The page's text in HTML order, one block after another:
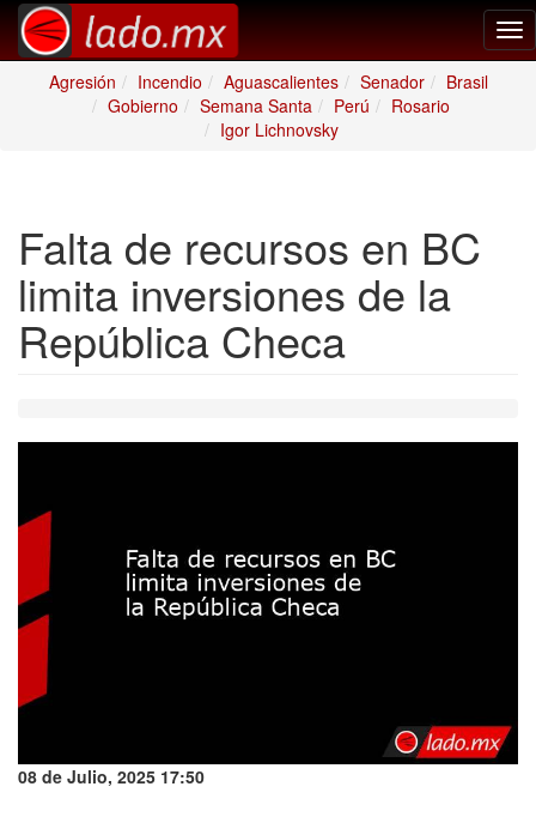
Agresión
Incendio Aguascalientes Senador
Brasil
Gobierno
Semana Santa Perú
Rosario
Igor Lichnovsky
Falta de recursos en BC
limita inversiones de la
República Checa
08 de Julio, 2025 17:50